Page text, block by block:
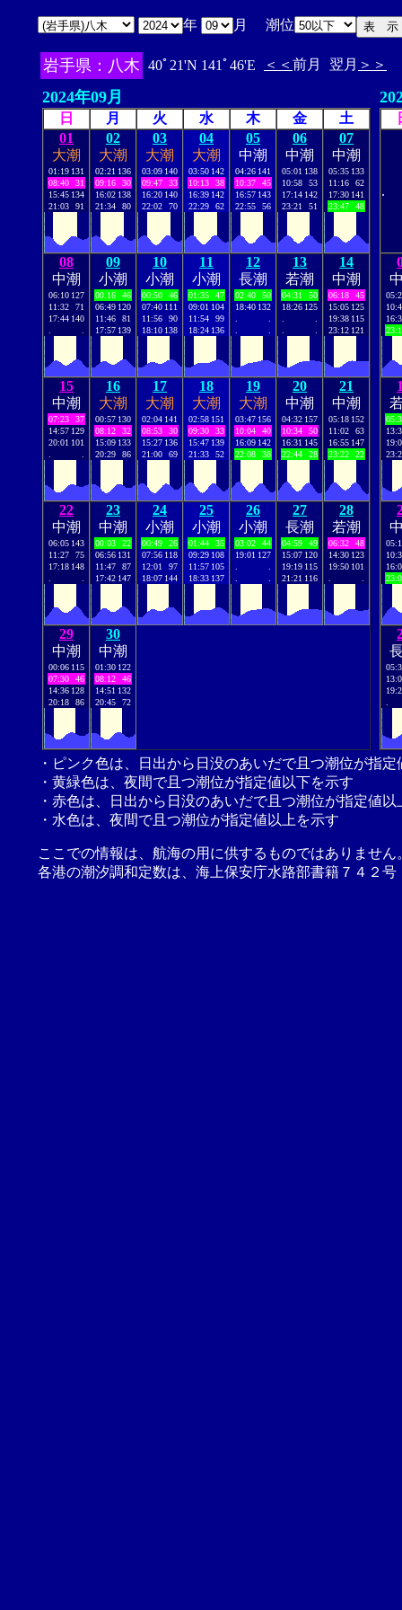
年 月 潮位
岩手県：八木 40ﾟ21'N 141ﾟ46'E ＜＜ 前月 翌月 ＞＞
2024年09月
日 月 火 水 木 金
土
01
大潮
01:19 131
08:40
31
15:45 134
21:03
91
02
大潮
02:21 136
09:16
30
16:02 138
21:34
80
03
大潮
03:09 140
09:47
33
16:20 140
22:02
70
04
大潮
03:50 142
10:13
38
16:39 142
22:29
62
05
中潮
04:26 141
10:37
45
16:57 143
22:55
56
06
中潮
05:01 138
10:58
53
17:14 142
23:21
51
07
中潮
05:35 133
11:16
62
17:30 141
23:47
48
08
中潮
06:10 127
11:32
71
17:44 140
09
小潮
00:16
46
06:49 120
11:46
81
17:57 139
10
小潮
00:50
46
07:40 111
11:56
90
18:10 138
11
小潮
01:35
47
09:01 104
11:54
99
18:24 136
12
長潮
02:40
50
18:40 132
13
若潮
04:31
50
18:26 125
14
中潮
06:18
45
15:05 125
19:38 115
23:12 121
15
中潮
07:23
37
14:57 129
20:01 101
16
大潮
00:57 130
08:12
32
15:09 133
20:29
86
17
大潮
02:04 141
08:53
30
15:27 136
21:00
69
18
大潮
02:58 151
09:30
33
15:47 139
21:33
52
19
大潮
03:47 156
10:04
40
16:09 142
22:08
38
20
中潮
04:32 157
10:34
50
16:31 145
22:44
28
21
中潮
05:18 152
11:02
63
16:55 147
23:22
22
22
中潮
06:05 143
11:27
75
17:18 148
23
中潮
00:03
22
06:56 131
11:47
87
17:42 147
24
小潮
00:49
26
07:56 118
12:01
97
18:07 144
25
小潮
01:44
35
09:29 108
11:57 105
18:33 137
26
小潮
03:02
44
19:01 127
27
長潮
04:59
49
15:07 120
19:19 115
21:21 116
28
若潮
06:32
48
14:30 123
19:50 101
29
中潮
00:06 115
07:30
46
14:36 128
20:18
86
30
中潮
01:30 122
08:12
46
14:51 132
20:45
72
.
・ピンク色は、日出から日没のあいだで且つ潮位が指
・黄緑色は、夜間で且つ潮位が指定値以下を示す
・赤色は、日出から日没のあいだで且つ潮位が指定値以
・水色は、夜間で且つ潮位が指定値以上を示す
ここでの情報は、航海の用に供するものではありませ
各港の潮汐調和定数は、海上保安庁水路部書籍７４２